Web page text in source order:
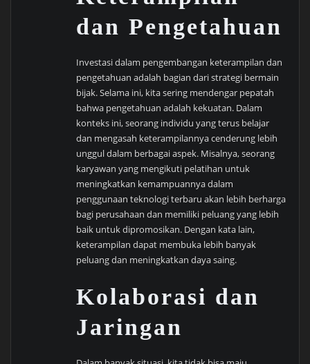
dan Pengetahuan
Investasi dalam pengembangan keterampilan dan
pengetahuan adalah bagian dari strategi bermain
bijak. Selama ini, kita sering mendengar pepatah
bahwa pengetahuan adalah kekuatan. Dalam
konteks ini, seorang individu yang terus belajar
dan mengasah keterampilannya cenderung lebih
unggul dalam berbagai aspek. Misalnya, seorang
karyawan yang mengikuti pelatihan untuk
meningkatkan kemampuannya dalam
penggunaan teknologi terbaru akan lebih berharga
bagi perusahaan dan memiliki peluang yang lebih
baik untuk dipromosikan. Dengan kata lain,
keterampilan dapat membuka lebih banyak
peluang dan meningkatkan daya saing.
Kolaborasi dan
Jaringan